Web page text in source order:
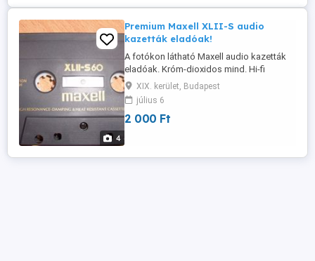
4
Premium Maxell XLII-S audio
kazetták eladóak!
A fotókon látható Maxell audio kazetták
eladóak. Króm-dioxidos mind. Hi-fi
toronyban voltak használva, Sony deck-
ben. Ott is ritkán, tehát ezek nagyon
megkímélt újszerű állapotban vannak.
Összesen kb. 6-8 db van. Egy darab ára
XIX. kerület, Budapest
július 6
2 000 Ft